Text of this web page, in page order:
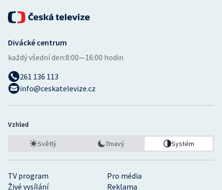
TV program
Pro média
Živé vysílání
Reklama
Divácké centrum
každý všední den:8:00—16:00 hodin
261 136 113
info@ceskatelevize.cz
Vzhled
Světlý Tmavý Systém